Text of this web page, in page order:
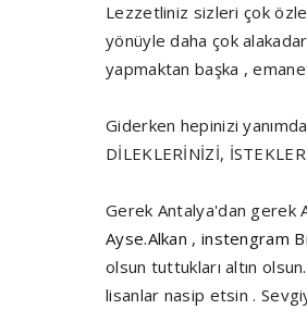
Lezzetliniz sizleri çok
yönüyle daha çok
yapmaktan başka ,
Giderken hepinizi
DİLEKLERİNİZİ,
Gerek Antalya'dan gerek
Ayse.Alkan , instengram
olsun tuttukları altın
lisanlar nasip etsin .